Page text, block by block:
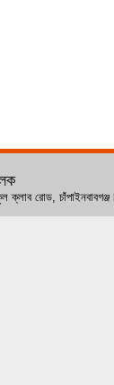
স্কুল ক্লাব রোড,